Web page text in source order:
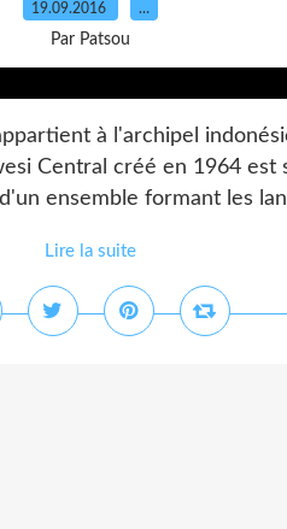
19.09.2016 …
Par Patsou
à l'archipel
Central créé en 1964 est
ensemble formant les
Lire la suite